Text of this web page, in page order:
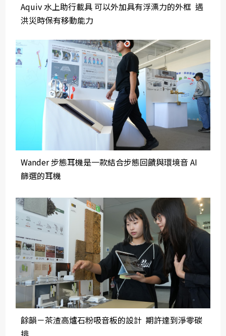
Aquiv 水上助行載具 可以外加具有浮漂力的外框 遇
洪災時保有移動能力
Wander 步態耳機是一款結合步態回饋與環境音 AI
篩選的耳機
餘韻－茶渣高爐石粉吸音板的設計 期許達到淨零碳
排